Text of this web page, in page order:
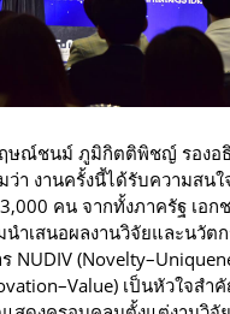
ษณ์ชนม์ ภูมิกิตติพิชญ์ รองอ
า งานครั้งนี้ได้รับความสนใ
คน จากทั้งภาครัฐ เอ
ำเสนอผลงานวิจัยและนวัต
NUDIV
เป็นหัวใจสำ